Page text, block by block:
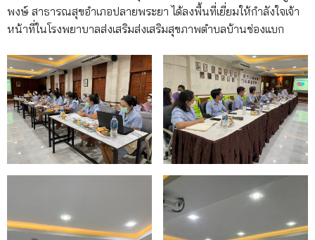
พงษ์ สาธารณสุขอำเภอปลายพระยา ได้ลงพื้นที่เยี่ยมให้กำลังใจเจ้า
หน้าที่ในโรงพยาบาลส่งเสริมส่งเสริมสุขภาพตำบลบ้านช่องแบก